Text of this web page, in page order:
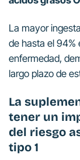
La mayor
de hasta el 94%
enfermedad,
largo plazo de
La
tener un
del riesgo
tipo 1